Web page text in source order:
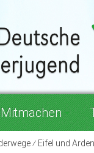
Mitmachen
⁄ Eifel und